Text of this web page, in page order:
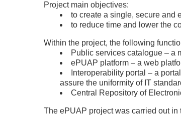
Project main objectives:
to create a single, secure and
to reduce time and lower the
Within the project, the following
Public services catalogue – a
ePUAP platform – a web
Interoperability portal – a
assure the uniformity of IT
Central Repository of
The ePUAP project was carried out